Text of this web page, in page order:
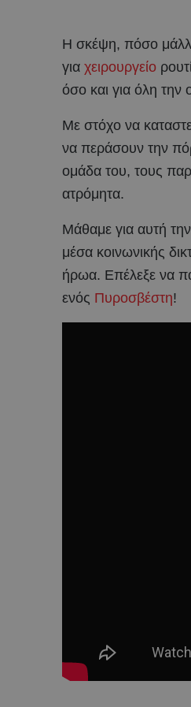
Η σκέψη, πόσο
για χειρουργείο
όσο και για όλη την
Με στόχο να
να περάσουν την
ομάδα του, τους
ατρόμητα.
Μάθαμε για αυτή
μέσα κοινωνικής
ήρωα. Επέλεξε να
ενός Πυροσβέστη!